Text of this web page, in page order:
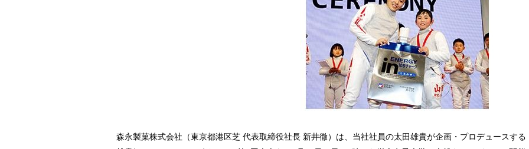
森永製菓株式会社（東京都港区芝 代表取締役社⻑ 新井徹）は、当社社員の太田雄貴が企画・プロデュースす